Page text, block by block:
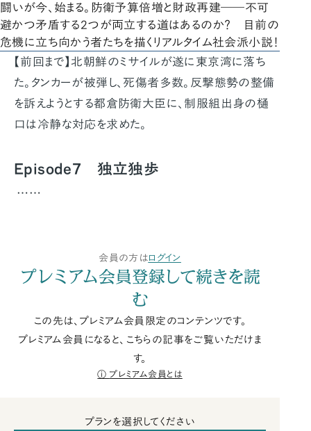
闘いが今、始まる。防衛予算倍増と財政再建――不可
避かつ矛盾する2つが両立する道はあるのか？ 目前の
危機に立ち向かう者たちを描くリアルタイム社会派小説！
【前回まで】北朝鮮のミサイルが遂に東京湾に落ち
た。タンカーが被弾し、死傷者多数。反撃態勢の整備
を訴えようとする都倉防衛大臣に、制服組出身の樋
口は冷静な対応を求めた。
Episode7 独立独歩
……
会員の方はログイン
プレミアム会員登録して続きを読
む
この先は、プレミアム会員限定のコンテンツです。
プレミアム会員になると、こちらの記事をご覧いただけま
す。
プレミアム会員とは
プランを選択してください